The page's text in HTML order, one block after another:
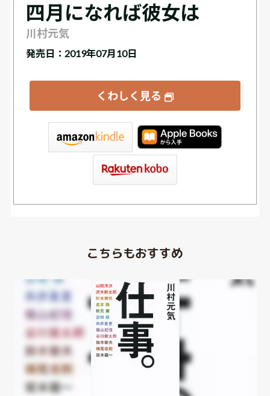
四月になれば彼女は
川村元気
発売日：2019年07月10日
くわしく見る
こちらもおすすめ